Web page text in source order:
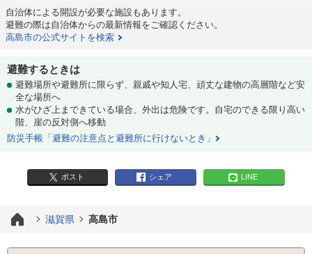
自治体による開設が必要な施設もあります。
避難の際は自治体からの最新情報をご確認ください。
高島市の公式サイトを検索
避難するときは
避難場所や避難所に限らず、親戚や知人宅、頑丈な建物の高層階など安
全な場所へ
水がひざ上まできている場合、外出は危険です。自宅のできる限り高い
階、崖の反対側へ移動
防災手帳「避難の注意点と避難所に行けないとき」
ポスト シェア LINE
滋賀県 高島市